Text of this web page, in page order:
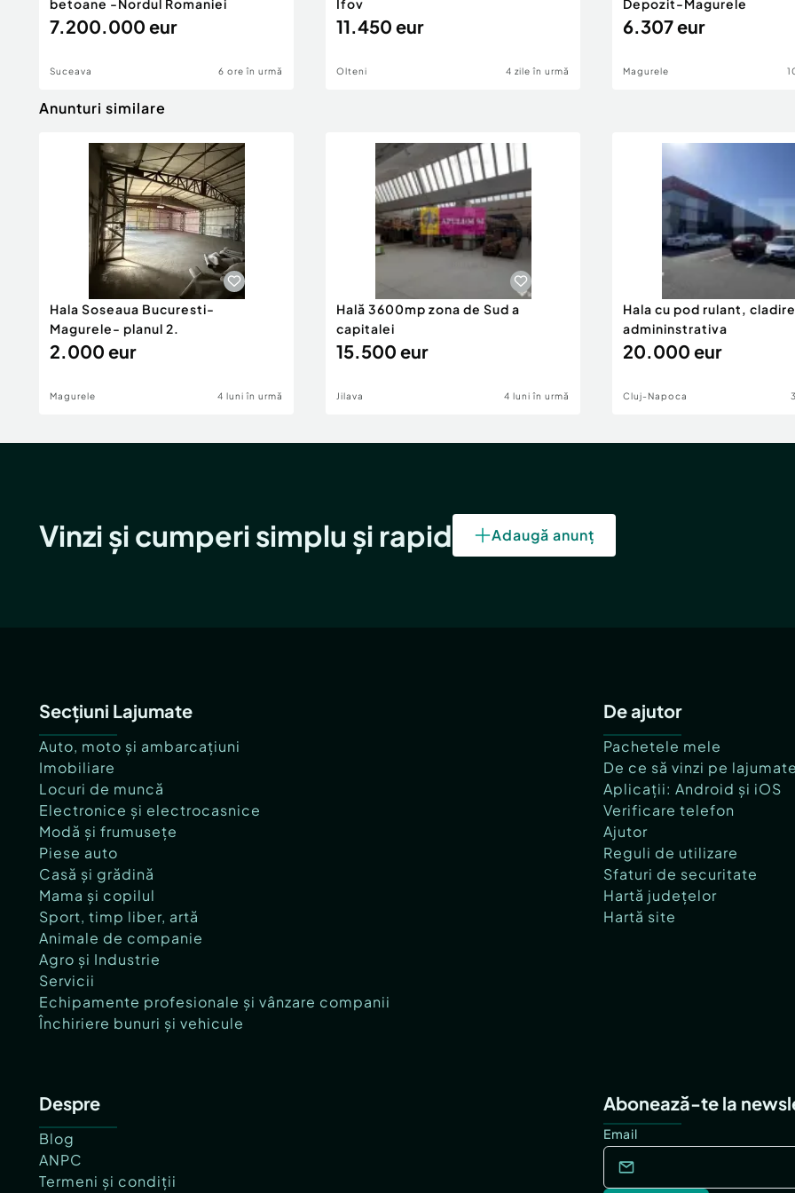
Înălţime spaţiu: 9.0 m
Număr Grupuri Sanitare: 4
Depozitare
Posibilitate parcare: Da
Tip imobil:Depozitare
betoane -Nordul Romaniei
7.200.000 eur
Suceava 6 ore în urmă
Ifov
11.450 eur
Olteni 4 zile în urmă
Depozit-Magurele
6.307 eur
Magurele
Anunturi similare
Hala Soseaua Bucuresti-
Magurele- planul 2.
2.000 eur
Magurele 4 luni în urmă
Hală 3600mp zona de Sud a
capitalei
15.500 eur
Jilava 4 luni în urmă
Hala cu pod rulant, cladire
admininstrativa
20.000 eur
Cluj-Napoca
Vinzi și cumperi simplu și rapid Adaugă anunț
Secțiuni Lajumate
Auto, moto și ambarcațiuni
Imobiliare
Locuri de muncă
Electronice și electrocasnice
Modă și frumusețe
Piese auto
Casă și grădină
Mama și copilul
Sport, timp liber, artă
Animale de companie
Agro și Industrie
Servicii
Echipamente profesionale și vânzare companii
Închiriere bunuri și vehicule
De ajutor
Pachetele mele
De ce să vinzi pe
Aplicații: Android și iOS
Verificare telefon
Ajutor
Reguli de utilizare
Sfaturi de securitate
Hartă județelor
Hartă site
Despre
Blog
ANPC
Termeni și condiții
Abonează-te la
Email